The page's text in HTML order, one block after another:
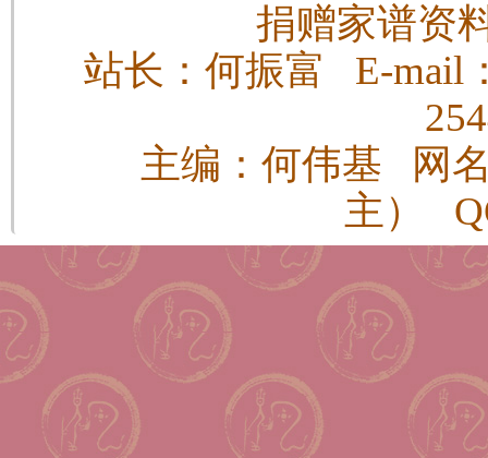
捐赠家谱资
站长：何振富 E-mail
主编：何伟基 网
主）